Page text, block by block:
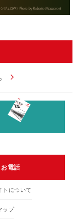
arrow_forward_ios
お電話
トについて
ップ